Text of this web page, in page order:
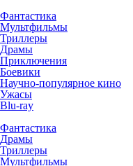
Фантастика
Мультфильмы
Триллеры
Драмы
Приключения
Боевики
Научно-популярное кино
Ужасы
Blu-ray
Фантастика
Драмы
Триллеры
Мультфильмы